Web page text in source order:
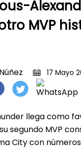
MVP
17 Mayo
llega como
segundo MVP
City con